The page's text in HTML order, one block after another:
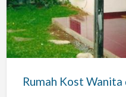
di
Jalan
Kejaksaan
Pondok
Duren